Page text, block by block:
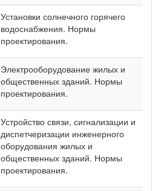
Установки солнечного горячего
водоснабжения. Нормы
проектирования.
Электрооборудование жилых и
общественных зданий. Нормы
проектирования.
Устройство связи, сигнализации и
диспетчеризации инженерного
оборудования жилых и
общественных зданий. Нормы
проектирования.